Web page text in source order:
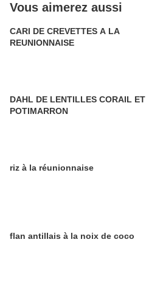
Vous aimerez aussi
CARI DE CREVETTES A LA
REUNIONNAISE
DAHL DE LENTILLES CORAIL ET
POTIMARRON
riz à la réunionnaise
flan antillais à la noix de coco